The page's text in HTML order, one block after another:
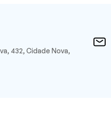
432, Cidade Nova,